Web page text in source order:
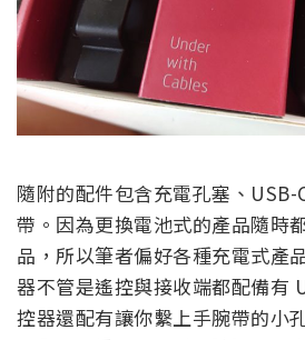
隨附的配件包含充電孔塞、USB-
帶。因為更換電池式的產品隨時
品，所以筆者偏好各種充電式產
器不管是遙控與接收端都配備有
控器還配有讓你繫上手腕帶的小